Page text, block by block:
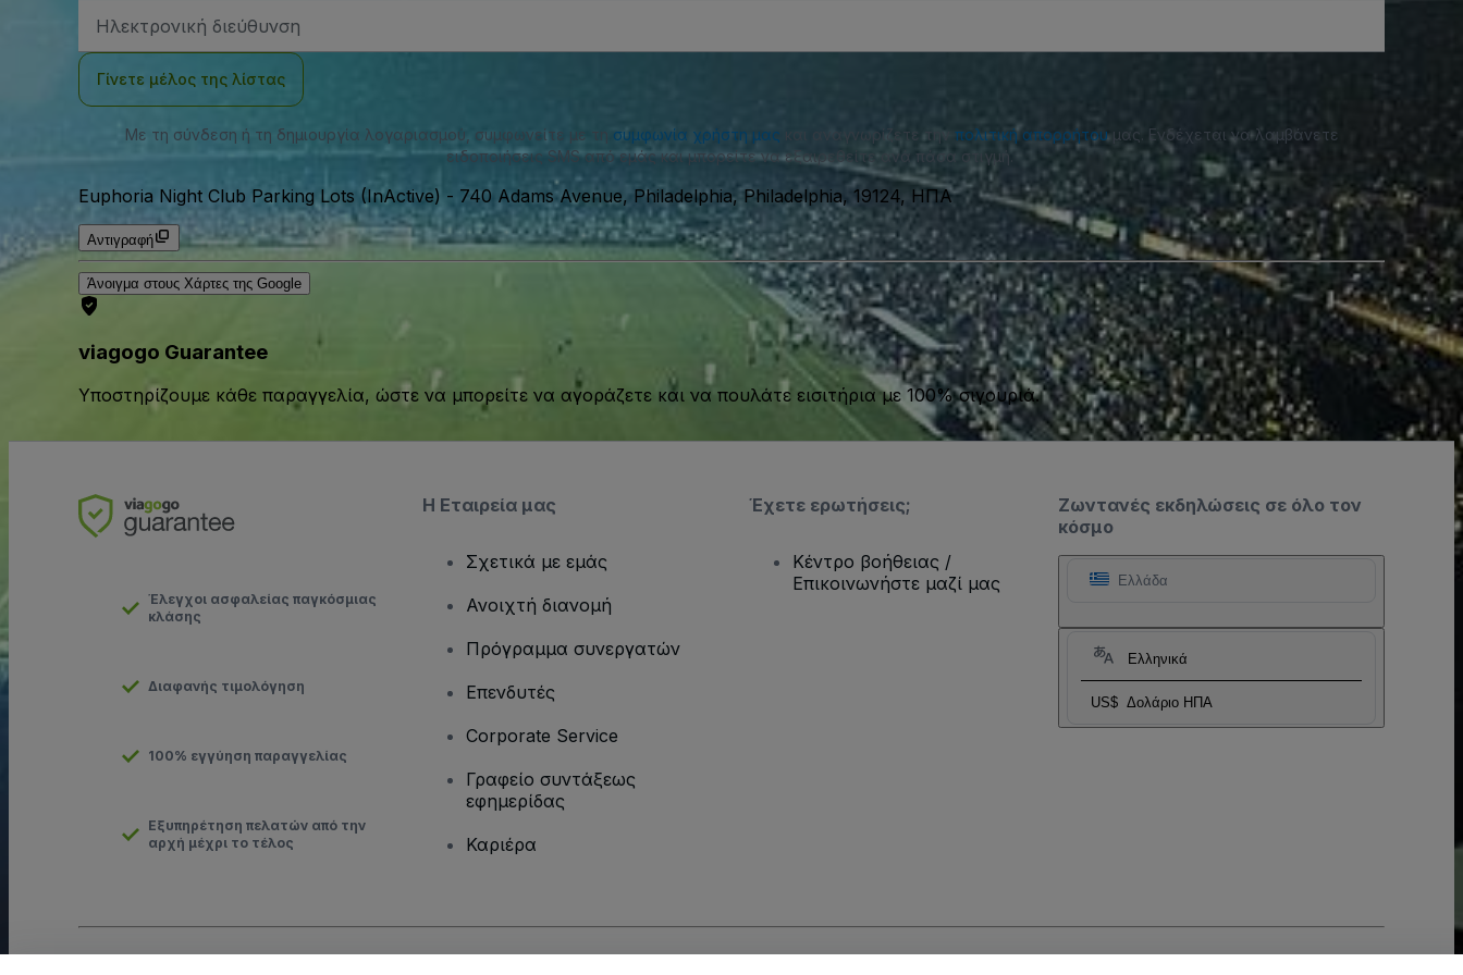
Email
Γίνετε μέλος της λίστας
Με τη σύνδεση ή τη δημιουργία λογαριασμού, συμφωνείτε με τη συμφωνία χρήστη μας και αναγνωρίζετε την πολιτική απορρήτουμας. Ενδέχεται να λαμβάνετε
ειδοποιήσεις SMS από εμάς και μπορείτε να εξαιρεθείτε ανά πάσα στιγμή.
Euphoria Night Club Parking Lots (InActive) - 740 Adams Avenue, Philadelphia, Philadelphia, 19124, ΗΠΑ
Αντιγραφή
Άνοιγμα στους Χάρτες της Google
viagogo Guarantee
Υποστηρίζουμε κάθε παραγγελία, ώστε να μπορείτε να αγοράζετε και να πουλάτε εισιτήρια με 100% σιγουριά.
Ζωντανές εκδηλώσεις σε όλο τον
κόσμο
Ελλάδα
Ελληνικά
US$ Δολάριο ΗΠΑ
Έλεγχοι ασφαλείας παγκόσμιας
κλάσης
Διαφανής τιμολόγηση
100% εγγύηση παραγγελίας
Εξυπηρέτηση πελατών από την
αρχή μέχρι το τέλος
Η Εταιρεία μας
Σχετικά με εμάς
Ανοιχτή διανομή
Πρόγραμμα συνεργατών
Επενδυτές
Corporate Service
Γραφείο συντάξεως
εφημερίδας
Καριέρα
Έχετε ερωτήσεις;
Κέντρο βοήθειας /
Επικοινωνήστε μαζί μας